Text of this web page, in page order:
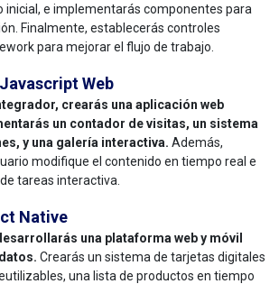
inicial, e implementarás componentes para
Finalmente, establecerás controles
para mejorar el flujo de trabajo.
Web
crearás una aplicación web
un contador de visitas, un sistema
y una galería interactiva. Además,
modifique el contenido en tiempo real e
tareas interactiva.
Native
una plataforma web y móvil
Crearás un sistema de tarjetas digitales
una lista de productos en tiempo